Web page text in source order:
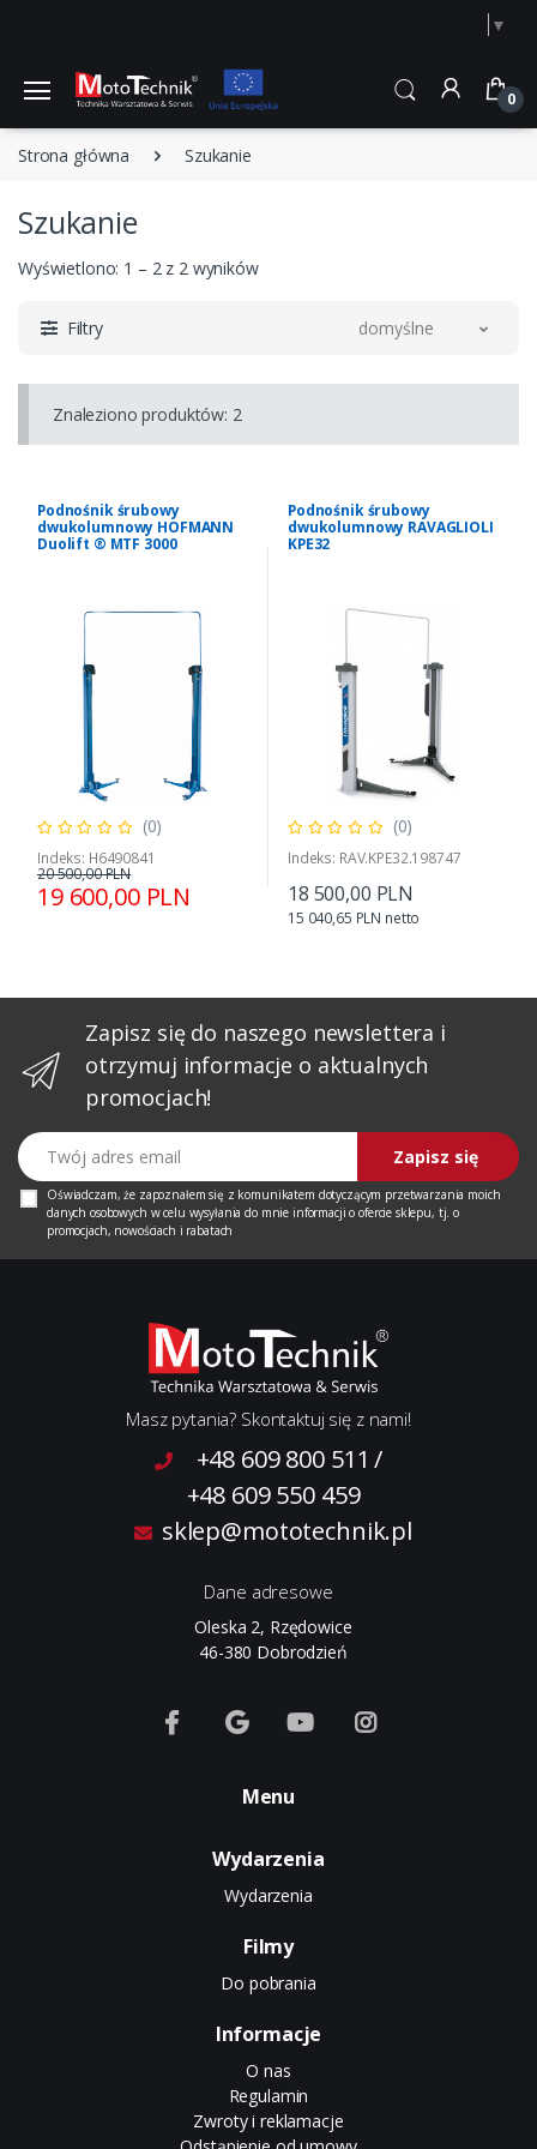
▼
0
Strona główna Szukanie
Szukanie
Wyświetlono: 1 – 2 z 2 wyników
Filtry domyślne
Znaleziono produktów: 2
Podnośnik śrubowy
dwukolumnowy HOFMANN
Duolift ® MTF 3000
(0)
Indeks: H6490841
19 600,00 PLN
20 500,00 PLN
Podnośnik śrubowy
dwukolumnowy RAVAGLIOLI
KPE32
(0)
Indeks: RAV.KPE32.198747
18 500,00 PLN
15 040,65 PLN netto
Zapisz się do naszego newslettera i
otrzymuj informacje o aktualnych
promocjach!
Twój adres email
Zapisz się
Oświadczam, że zapoznałem się z komunikatem dotyczącym przetwarzania moich
danych osobowych w celu wysyłania do mnie informacji o ofercie sklepu, tj. o
promocjach, nowościach i rabatach
Masz pytania? Skontaktuj się z nami!
+48 609 800 511 /
+48 609 550 459
sklep@mototechnik.pl
Dane adresowe
Oleska 2, Rzędowice
46-380 Dobrodzień
Menu
Wydarzenia
Wydarzenia
Filmy
Do pobrania
Informacje
O nas
Regulamin
Zwroty i reklamacje